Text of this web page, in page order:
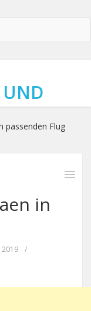
passenden Flug
in
2019
/